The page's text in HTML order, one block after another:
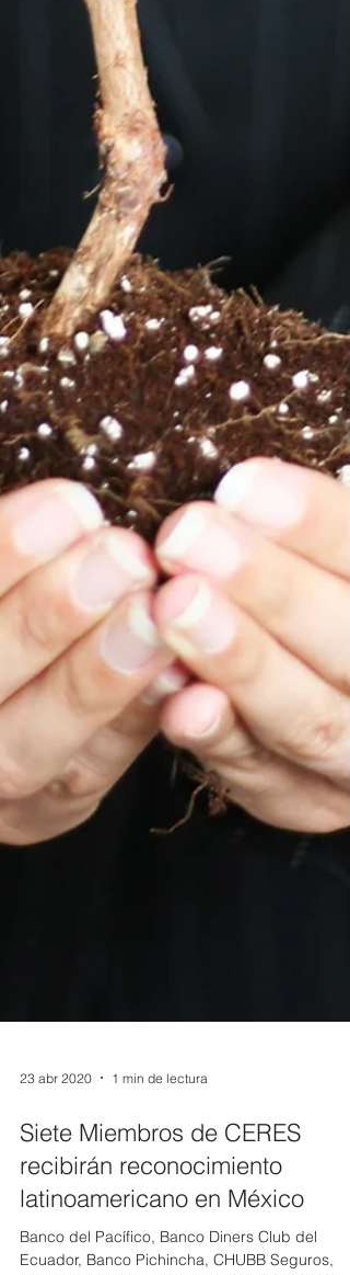
23 abr 2020 1 min de lectura
Siete Miembros de CERES
recibirán reconocimiento
latinoamericano en México